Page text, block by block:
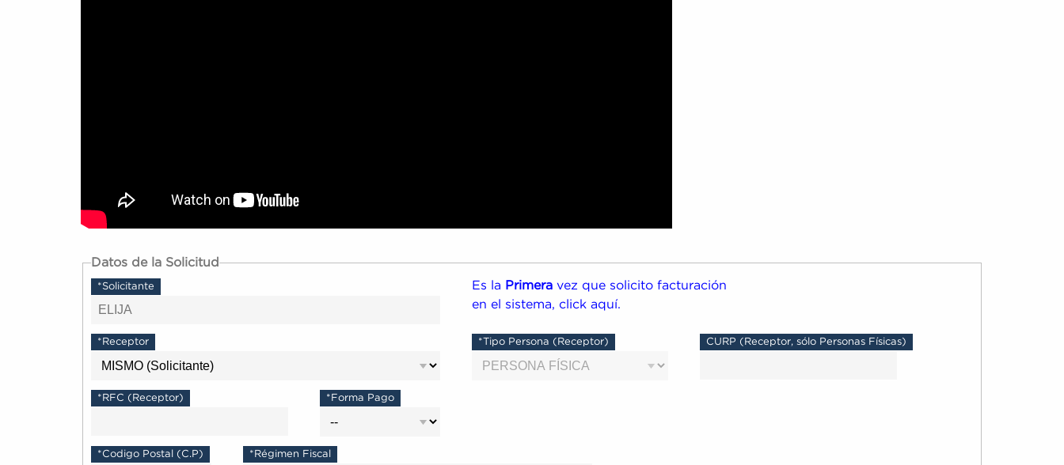
Datos de la Solicitud
*Solicitante Es la Primeravez que solicito facturación
en el sistema, click aquí.
*Receptor *Tipo Persona (Receptor) CURP (Receptor, sólo Personas Físicas)
*RFC (Receptor) *Forma Pago
*Codigo Postal (C.P) *Régimen Fiscal